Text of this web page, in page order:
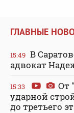
ГЛАВНЫЕ
15:49 В
адвокат
15:33
От
ударной
до третьего